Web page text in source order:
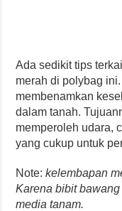
Ada sedikit tips
merah di polybag
membenamkan
dalam tanah.
memperoleh udara,
yang cukup untuk
Note:kelembapan
Karena bibit
media tanam.